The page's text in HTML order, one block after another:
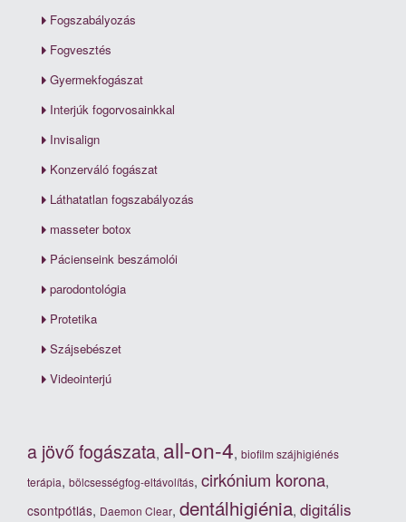
Fogszabályozás
Fogvesztés
Gyermekfogászat
Interjúk fogorvosainkkal
Invisalign
Konzerváló fogászat
Láthatatlan fogszabályozás
masseter botox
Pácienseink beszámolói
parodontológia
Protetika
Szájsebészet
Videointerjú
a jövő fogászata, all-on-4, biofilm szájhigiénés
terápia, bölcsességfog-eltávolítás, cirkónium korona,
csontpótlás, Daemon Clear, dentálhigiénia, digitális